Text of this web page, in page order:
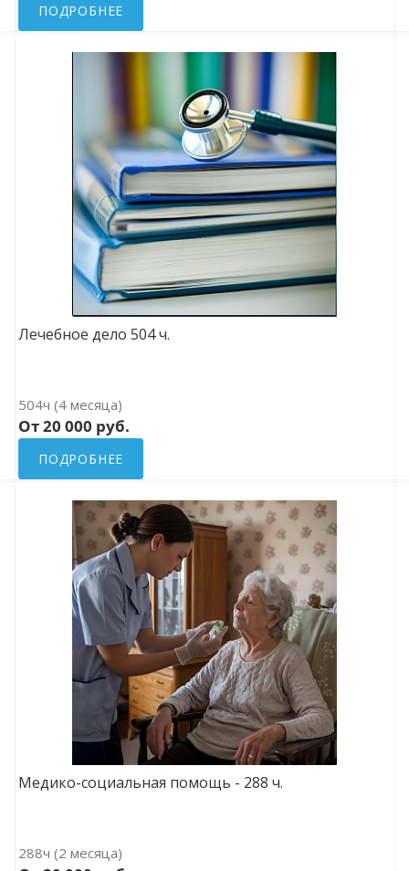
ПОДРОБНЕЕ
Лечебное дело 504 ч.
504ч (4 месяца)
От 20 000 руб.
ПОДРОБНЕЕ
Медико-социальная помощь - 288 ч.
288ч (2 месяца)